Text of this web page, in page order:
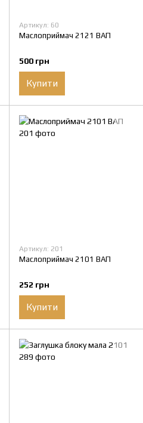
Артикул: 60
Маслоприймач 2121 ВАП
500 грн
Купити
Артикул: 201
Маслоприймач 2101 ВАП
252 грн
Купити